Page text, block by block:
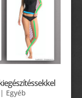
| Egyéb